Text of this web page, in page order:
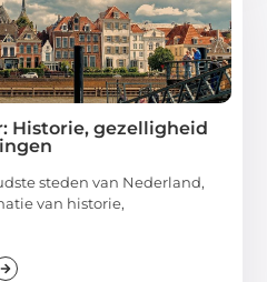
Historie, gezelligheid
steden van Nederland,
van historie,